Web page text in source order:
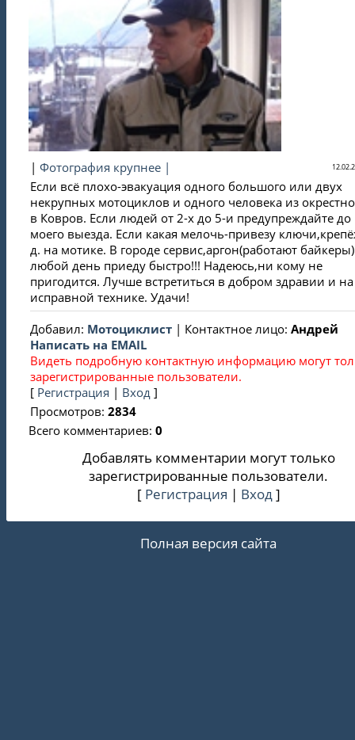
| Фотография крупнее |
Если всё плохо-эвакуация одного большого или двух
некрупных мотоциклов и одного человека из
в Ковров. Если людей от 2-х до 5-и предупреждайте до
моего выезда. Если какая мелочь-привезу
д. на мотике. В городе сервис,аргон(работают
любой день приеду быстро!!! Надеюсь,ни кому не
пригодится. Лучше встретиться в добром здравии и на
исправной технике. Удачи!
Добавил: Мотоциклист | Контактное лицо: Андрей
Написать на EMAIL
Видеть подробную контактную информацию могут
зарегистрированные пользователи.
[ Регистрация | Вход ]
Просмотров: 2834
Всего комментариев: 0
Добавлять комментарии могут только
зарегистрированные пользователи.
[ Регистрация | Вход ]
Полная версия сайта